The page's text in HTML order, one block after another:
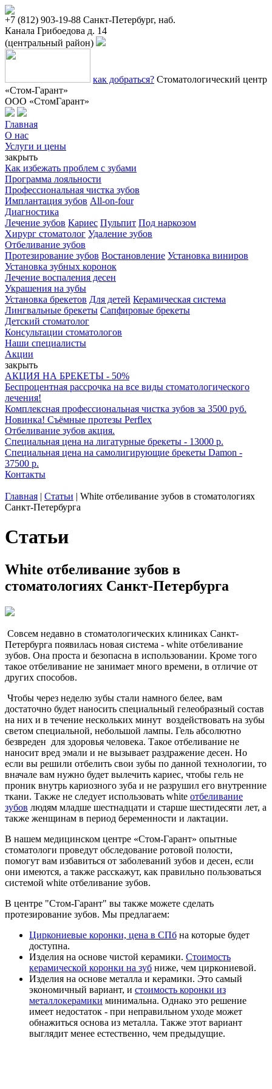
+7 (812) 903-19-88 Санкт-Петербург, наб.
Канала Грибоедова д. 14
(центральный район)
как добраться? Стоматологический центр
«Стом-Гарант»
ООО «СтомГарант»
Главная
О нас
Услуги и цены
закрыть
Как избежать проблем с зубами
Программа лояльности
Профессиональная чистка зубов
Имплантация зубов All-on-four
Диагностика
Лечение зубов Кариес Пульпит Под наркозом
Хирург стоматолог Удаление зубов
Отбеливание зубов
Протезирование зубов Востановление Установка виниров
Установка зубных коронок
Лечение воспаления десен
Украшения на зубы
Установка брекетов Для детей Керамическая система
Лингвальные брекеты Сапфировые брекеты
Детский стоматолог
Консультации стоматологов
Наши специалисты
Акции
закрыть
АКЦИЯ НА БРЕКЕТЫ - 50%
Беспроцентная рассрочка на все виды стоматологического
лечения!
Комплексная профессиональная чистка зубов за 3500 руб.
Новинка! Съёмные протезы Perflex
Отбеливание зубов акция.
Специальная цена на лигатурные брекеты - 13000 р.
Специальная цена на самолигирующие брекеты Damon -
37500 р.
Контакты
Главная | Статьи | White отбеливание зубов в стоматологиях
Санкт-Петербурга
Статьи
White отбеливание зубов в
стоматологиях Санкт-Петербурга
Совсем недавно в стоматологических клиниках Санкт-
Петербурга появилась новая система - white отбеливание
зубов. Она проста и безопасна в использовании. Кроме того
такое отбеливание не занимает много времени, в отличие от
других способов.
Чтобы через неделю зубы стали намного белее, вам
достаточно будет наносить специальный гелеобразный состав
на них и в течение нескольких минут воздействовать на зубы
светом специальной, небольшой лампы. Гель абсолютно
безвреден для здоровья человека. Такое отбеливание не
наносит вред эмали и не вызывает раздражение десен. Но
если вы решили отбелить свои зубы по данной технологии, то
вначале вам нужно будет вылечить кариес, чтобы гель не
проник внутрь кариозного зуба и не разрушил его внутренние
ткани. Также не следует использовать white отбеливание
зубов людям младше шестнадцати и старше шестидесяти лет, а
также женщинам в период беременности и лактации.
В нашем медицинском центре «Стом-Гарант» опытные
стоматологи проведут обследование ротовой полости,
помогут вам избавиться от заболеваний зубов и десен, если
они имеются, а также расскажут, как правильно пользоваться
системой white отбеливание зубов.
В центре "Стом-Гарант" вы также можете сделать
протезирование зубов. Мы предлагаем:
Циркониевые коронки, цена в СПб на которые будет
доступна.
Изделия на основе чистой керамики. Стоимость
керамической коронки на зуб ниже, чем циркониевой.
Изделия на основе металла и керамики. Это самый
экономичный вариант, и стоимость коронки из
металлокерамики минимальна. Однако это решение
имеет недостаток - при неправильном уходе может
обнажиться основа из металла. Также этот вариант
выглядит менее естественно, чем предыдущие.